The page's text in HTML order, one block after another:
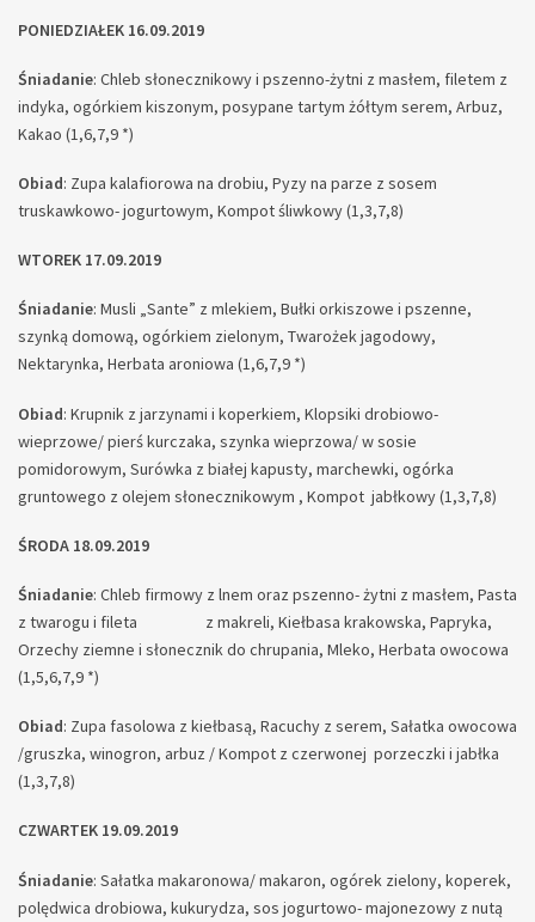
PONIEDZIAŁEK 16.09.2019
Śniadanie: Chleb słonecznikowy i pszenno-żytni z masłem, filetem z
indyka, ogórkiem kiszonym, posypane tartym żółtym serem, Arbuz,
Kakao (1,6,7,9 *)
Obiad: Zupa kalafiorowa na drobiu, Pyzy na parze z sosem
truskawkowo- jogurtowym, Kompot śliwkowy (1,3,7,8)
WTOREK 17.09.2019
Śniadanie: Musli „Sante” z mlekiem, Bułki orkiszowe i pszenne,
szynką domową, ogórkiem zielonym, Twarożek jagodowy,
Nektarynka, Herbata aroniowa (1,6,7,9 *)
Obiad: Krupnik z jarzynami i koperkiem, Klopsiki drobiowo-
wieprzowe/ pierś kurczaka, szynka wieprzowa/ w sosie
pomidorowym, Surówka z białej kapusty, marchewki, ogórka
gruntowego z olejem słonecznikowym , Kompot jabłkowy (1,3,7,8)
ŚRODA 18.09.2019
Śniadanie: Chleb firmowy z lnem oraz pszenno- żytni z masłem, Pasta
z twarogu i fileta z makreli, Kiełbasa krakowska, Papryka,
Orzechy ziemne i słonecznik do chrupania, Mleko, Herbata owocowa
(1,5,6,7,9 *)
Obiad: Zupa fasolowa z kiełbasą, Racuchy z serem, Sałatka owocowa
/gruszka, winogron, arbuz / Kompot z czerwonej porzeczki i jabłka
(1,3,7,8)
CZWARTEK 19.09.2019
Śniadanie: Sałatka makaronowa/ makaron, ogórek zielony, koperek,
polędwica drobiowa, kukurydza, sos jogurtowo- majonezowy z nutą